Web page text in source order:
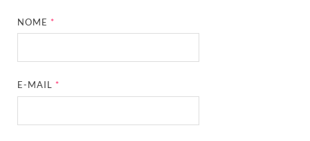
NOME*
E-MAIL*